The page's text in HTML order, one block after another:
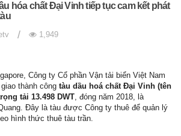
hóa chất Đại Vinh tiếp tục cam kết phát
/
1,949
Công ty Cổ phần Vận tải biển Việt Nam
thành công tàu dầu hoá chất Đại Vinh (tên
tải 13.498 DWT, đóng năm 2018, là
Đây là tàu được Công ty thuê để quản lý
hình thức thuê tàu trần.